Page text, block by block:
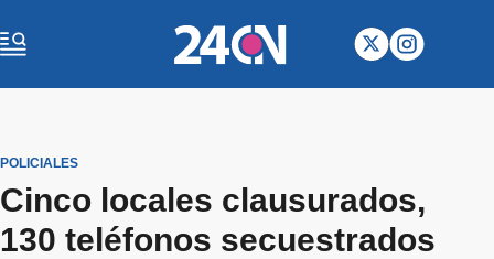
POLICIALES
Cinco locales clausurados,
130 teléfonos secuestrados